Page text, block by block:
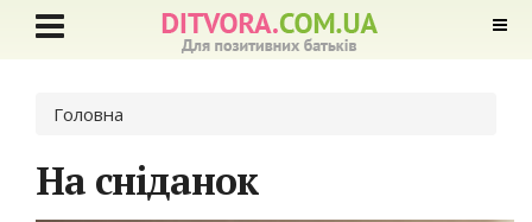
Ви є тут
Головна
На сніданок